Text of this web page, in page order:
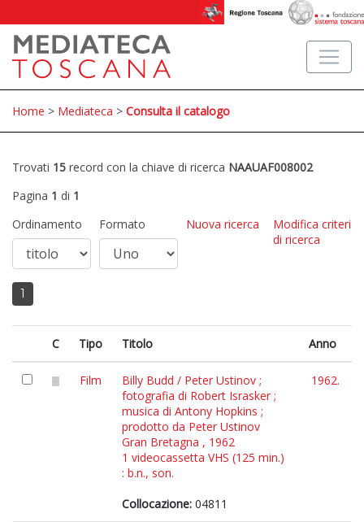
Home > Mediateca > Consulta il catalogo
Trovati 15 record con la chiave di ricerca NAAUAF008002
Pagina 1 di 1
Ordinamento
Formato Nuova ricerca
Modifica criteri
di ricerca
1
C Tipo Titolo Anno
Film
Billy Budd / Peter Ustinov ;
fotografia di Robert Israsker ;
musica di Antony Hopkins ;
prodotto da Peter Ustinov
Gran Bretagna , 1962
1 videocassetta VHS (125 min.)
: b.n., son.
Collocazione: 04811
1962.